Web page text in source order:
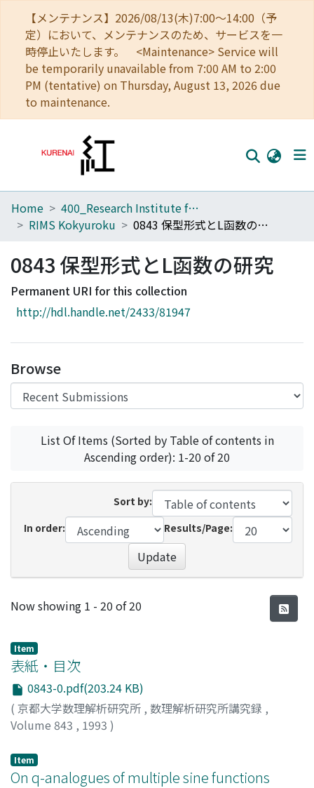
【メンテナンス】2026/08/13(木)7:00～14:00（予
定）において、メンテナンスのため、サービスを一
時停止いたします。 <Maintenance> Service will
be temporarily unavailable from 7:00 AM to 2:00
PM (tentative) on Thursday, August 13, 2026 due
to maintenance.
Home
Browse
Download Ranking
Access Statistics
Home
400_Research Institute for Mathematical Sciences
RIMS Kokyuroku
0843 保型形式とL函数の研究
0843 保型形式とL函数の研究
Permanent URI for this collection
http://hdl.handle.net/2433/81947
Browse
List Of Items (Sorted by Table of contents in
Ascending order): 1-20 of 20
Sort by:
In order:
Results/Page:
Update
Recent Submissions
Now showing 1 - 20 of 20
Item
表紙・目次
0843-0.pdf(203.24 KB)
( 京都大学数理解析研究所 , 数理解析研究所講究録 ,
Volume 843 , 1993 )
Item
On q-analogues of multiple sine functions